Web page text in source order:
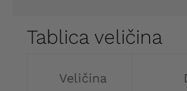
Tablica veličina
Veličina